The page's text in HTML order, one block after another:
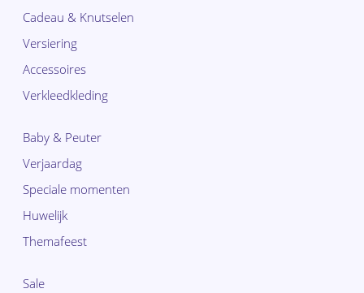
Cadeau & Knutselen
Versiering
Accessoires
Verkleedkleding
Baby & Peuter
Verjaardag
Speciale momenten
Huwelijk
Themafeest
Sale